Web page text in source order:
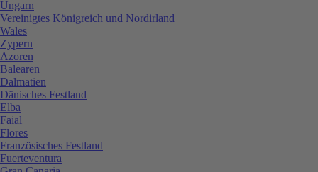
Ungarn
Vereinigtes Königreich und Nordirland
Wales
Zypern
Azoren
Balearen
Dalmatien
Dänisches Festland
Elba
Faial
Flores
Französisches Festland
Fuerteventura